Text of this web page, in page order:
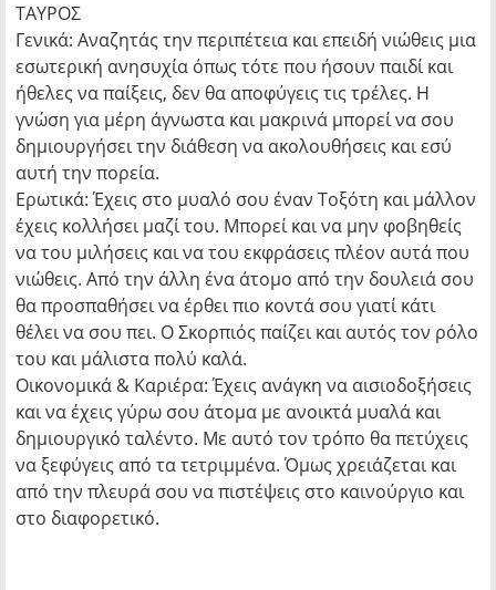
ΤΑΥΡΟΣ
Γενικά: Αναζητάς την περιπέτεια και επειδή νιώθεις μια
εσωτερική ανησυχία όπως τότε που ήσουν παιδί και
ήθελες να παίξεις, δεν θα αποφύγεις τις τρέλες. Η
γνώση για μέρη άγνωστα και μακρινά μπορεί να σου
δημιουργήσει την διάθεση να ακολουθήσεις και εσύ
αυτή την πορεία.
Ερωτικά: Έχεις στο μυαλό σου έναν Τοξότη και μάλλον
έχεις κολλήσει μαζί του. Μπορεί και να μην φοβηθείς
να του μιλήσεις και να του εκφράσεις πλέον αυτά που
νιώθεις. Από την άλλη ένα άτομο από την δουλειά σου
θα προσπαθήσει να έρθει πιο κοντά σου γιατί κάτι
θέλει να σου πει. Ο Σκορπιός παίζει και αυτός τον ρόλο
του και μάλιστα πολύ καλά.
Οικονομικά & Καριέρα: Έχεις ανάγκη να αισιοδοξήσεις
και να έχεις γύρω σου άτομα με ανοικτά μυαλά και
δημιουργικό ταλέντο. Με αυτό τον τρόπο θα πετύχεις
να ξεφύγεις από τα τετριμμένα. Όμως χρειάζεται και
από την πλευρά σου να πιστέψεις στο καινούργιο και
στο διαφορετικό.